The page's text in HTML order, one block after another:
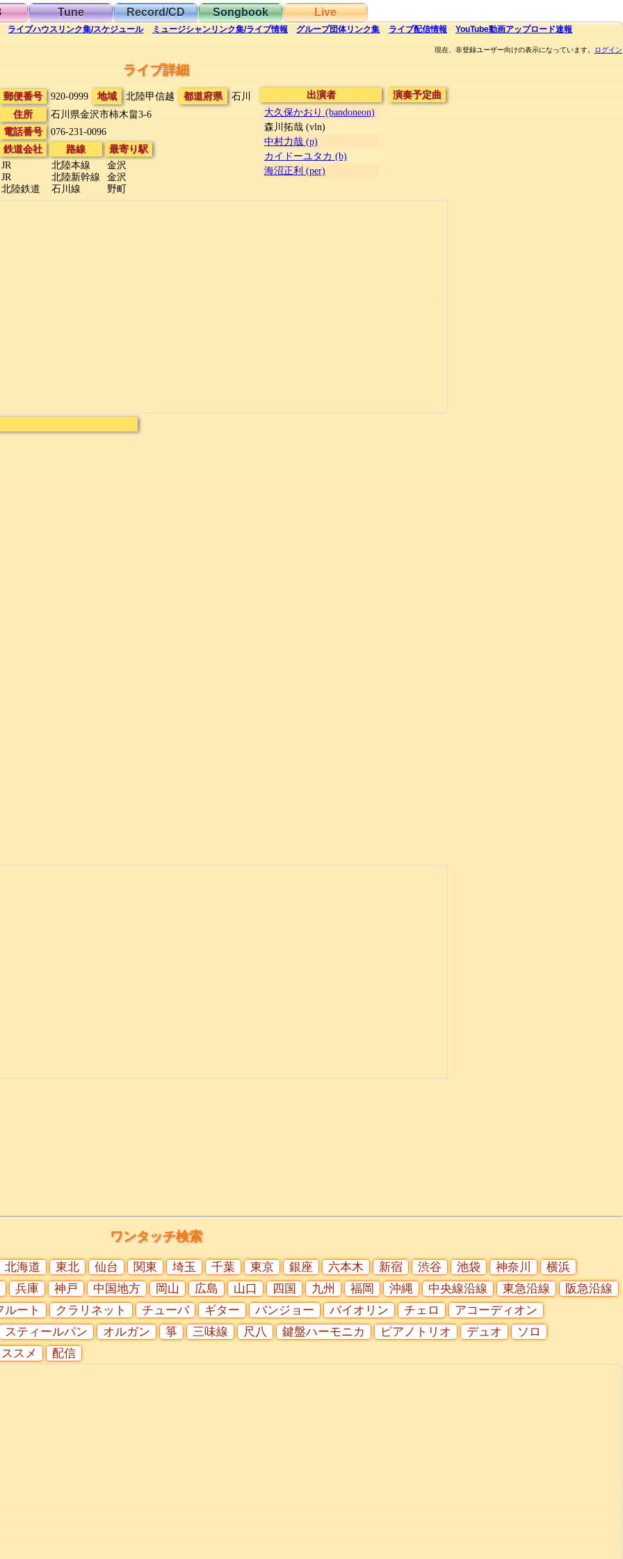
Tune Record/CD Songbook Live
ライブハウス リンク集/スケジュール ミュージシャンリンク集/ライブ情報 グループ団体リンク集 ライブ配信情報 YouTube動画アップロード速報
現在、非登録ユーザー向けの表示になっています。 ログイン
ライブ詳細
郵便番号 920-0999 地域 北陸甲信越 都道府県
石川
住所
石川県金沢市柿木畠3-6
電話番号
076-231-0096
鉄道会社
JR
JR
北陸鉄道
路線
北陸本線
北陸新幹線
石川線
最寄り駅
金沢
金沢
野町
出演者
大久保かおり (bandoneon)
森川拓哉 (vln)
中村力哉 (p)
カイドーユタカ (b)
海沼正利 (per)
演奏予定曲
ワンタッチ検索
北海道 東北 仙台 関東 埼玉 千葉 東京 銀座 六本木 新宿 渋谷 池袋 神奈川
横浜
兵庫
神戸 中国地方 岡山 広島 山口 四国 九州 福岡 沖縄 中央線沿線 東急沿線
阪急沿線
ルート
クラリネット チューバ ギター バンジョー バイオリン チェロ
アコーディオン
スティールパン
オルガン 箏 三味線 尺八 鍵盤ハーモニカ ピアノトリオ デュオ
ソロ
スメ
配信